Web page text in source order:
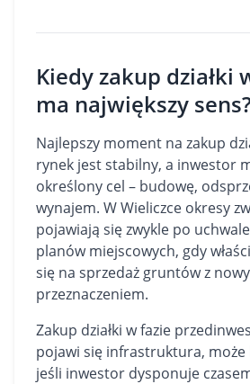
Kiedy zakup działki
ma największy
Najlepszy moment na zakup
rynek jest stabilny, a inwestor
określony cel – budowę,
wynajem. W Wieliczce okresy
pojawiają się zwykle po
planów miejscowych, gdy
się na sprzedaż gruntów z
przeznaczeniem.
Zakup działki w fazie
pojawi się infrastruktura, może
jeśli inwestor dysponuje